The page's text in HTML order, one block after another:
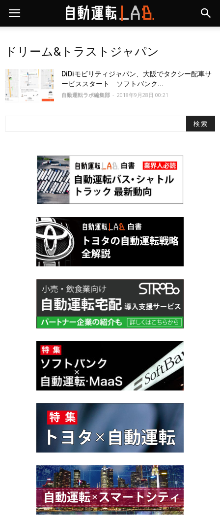
ドリーム&トラストジャパン
DiDiモビリティジャパン、大阪でタクシー配車サ
ービススタート ソフトバンク...
自動運転ラボ編集部 - 2018年9月28日 00:21